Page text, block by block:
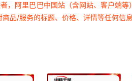
，阿里巴巴中国站（含网站、客户
品/服务的标题、价格、详情等任何